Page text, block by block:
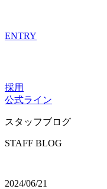
ENTRY
採用
公式ライン
スタッフブログ
STAFF BLOG
2024/06/21